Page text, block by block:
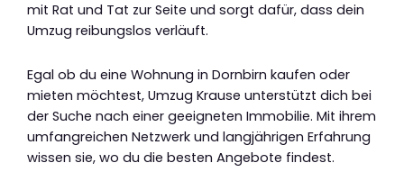
mit Rat und Tat zur Seite und sorgt dafür, dass dein
Umzug reibungslos verläuft.
Egal ob du eine Wohnung in Dornbirn kaufen oder
mieten möchtest, Umzug Krause unterstützt dich bei
der Suche nach einer geeigneten Immobilie. Mit ihrem
umfangreichen Netzwerk und langjährigen Erfahrung
wissen sie, wo du die besten Angebote findest.